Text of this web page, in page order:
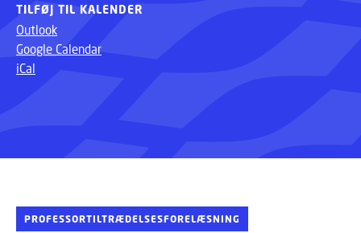
TILFØJ TIL KALENDER
Outlook
Google Calendar
iCal
PROFESSORTILTRÆDELSESFORELÆSNING